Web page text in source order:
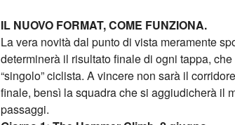
IL NUOVO FORMAT, COME FUNZIONA.
La vera novità dal punto di vista meramente
determinerà il risultato finale di ogni tappa,
“singolo” ciclista. A vincere non sarà il
finale, bensì la squadra che si aggiudicherà il
passaggi.